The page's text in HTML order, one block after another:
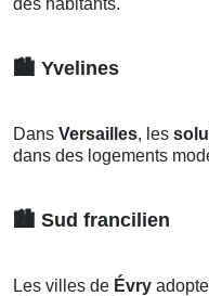
🏙️ Yvelines
Dans Versailles, les
dans des logements
🏙️ Sud francilien
Les villes de Évry